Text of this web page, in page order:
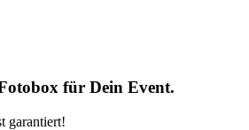
für Dein Event.
garantiert!